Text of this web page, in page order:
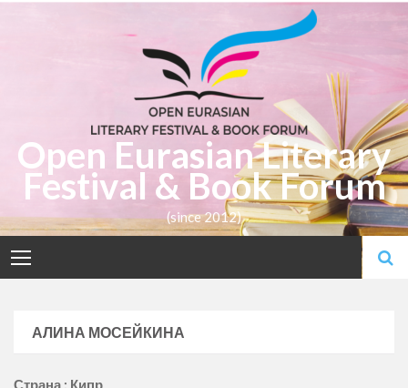
Open Eurasian Literary
Festival & Book Forum
(since 2012)
АЛИНА МОСЕЙКИНА
Страна : Кипр